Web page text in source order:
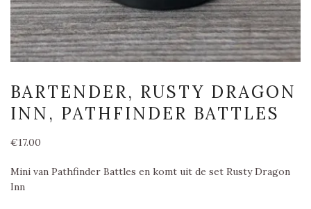
BARTENDER, RUSTY DRAGON
INN, PATHFINDER BATTLES
€17.00
Mini van Pathfinder Battles en komt uit de set Rusty Dragon
Inn